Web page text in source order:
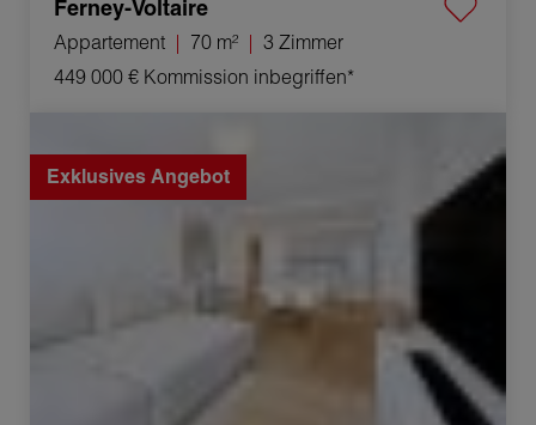
Ferney-Voltaire
Appartement 70 m²
3 Zimmer
449 000 € Kommission inbegriffen*
Exklusives Angebot